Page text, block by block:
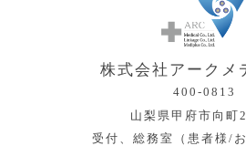
株式会社アークメ
400-0813
山梨県甲府市向町
受付、総務室（患者様/